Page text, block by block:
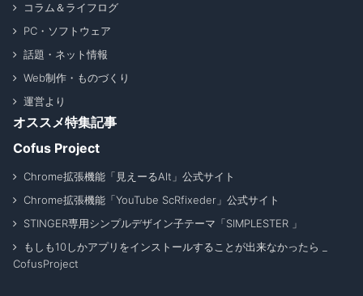
コラム＆ライフログ
PC・ソフトウェア
話題・ネット情報
Web制作・ものづくり
運営より
オススメ特集記事
Cofus Project
Chrome拡張機能「見えーるAlt」公式サイト
Chrome拡張機能「YouTube ScRfixeder」公式サイト
STINGER専用シンプルデザイン子テーマ「SIMPLESTER 」
もしも10しかアプリをインストールすることが出来なかったら _
CofusProject